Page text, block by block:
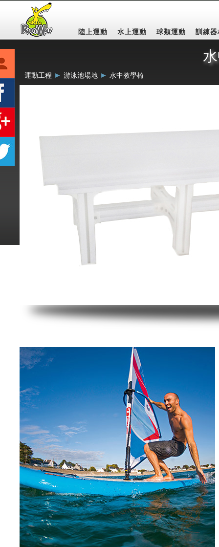
陸上運動 水上運動 球類運動 訓練
運動工程 ► 游泳池場地 ► 水中教學椅